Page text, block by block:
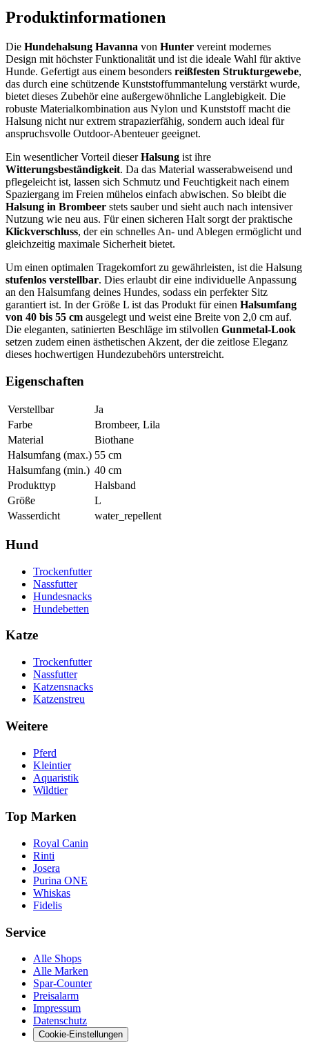
Produktinformationen
Die Hundehalsung Havanna von Hunter vereint modernes
Design mit höchster Funktionalität und ist die ideale Wahl für aktive
Hunde. Gefertigt aus einem besonders reißfesten Strukturgewebe,
das durch eine schützende Kunststoffummantelung verstärkt wurde,
bietet dieses Zubehör eine außergewöhnliche Langlebigkeit. Die
robuste Materialkombination aus Nylon und Kunststoff macht die
Halsung nicht nur extrem strapazierfähig, sondern auch ideal für
anspruchsvolle Outdoor-Abenteuer geeignet.
Ein wesentlicher Vorteil dieserHalsung ist ihre
Witterungsbeständigkeit. Da das Material wasserabweisend und
pflegeleicht ist, lassen sich Schmutz und Feuchtigkeit nach einem
Spaziergang im Freien mühelos einfach abwischen. So bleibt die
Halsung in Brombeer stets sauber und sieht auch nach intensiver
Nutzung wie neu aus. Für einen sicheren Halt sorgt der praktische
Klickverschluss, der ein schnelles An- und Ablegen ermöglicht und
gleichzeitig maximale Sicherheit bietet.
Um einen optimalen Tragekomfort zu gewährleisten, ist die Halsung
stufenlos verstellbar. Dies erlaubt dir eine individuelle Anpassung
an den Halsumfang deines Hundes, sodass ein perfekter Sitz
garantiert ist. In der Größe L ist das Produkt für einen Halsumfang
von 40 bis 55 cm ausgelegt und weist eine Breite von 2,0 cm auf.
Die eleganten, satinierten Beschläge im stilvollen Gunmetal-Look
setzen zudem einen ästhetischen Akzent, der die zeitlose Eleganz
dieses hochwertigen Hundezubehörs unterstreicht.
Eigenschaften
Verstellbar
Ja
Farbe
Brombeer, Lila
Material
Biothane
Halsumfang (max.) 55 cm
Halsumfang (min.) 40 cm
Produkttyp
Halsband
Größe
L
Wasserdicht
water_repellent
Hund
Trockenfutter
Nassfutter
Hundesnacks
Hundebetten
Katze
Trockenfutter
Nassfutter
Katzensnacks
Katzenstreu
Weitere
Pferd
Kleintier
Aquaristik
Wildtier
Top Marken
Royal Canin
Rinti
Josera
Purina ONE
Whiskas
Fidelis
Service
Alle Shops
Alle Marken
Spar-Counter
Preisalarm
Impressum
Datenschutz
Cookie-Einstellungen